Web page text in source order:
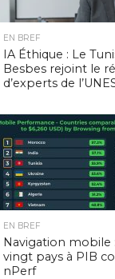
EN BREF
IA Éthique : Le
Besbes rejoint le
d’experts de
EN BREF
Navigation mobile
vingt pays à PIB
nPerf